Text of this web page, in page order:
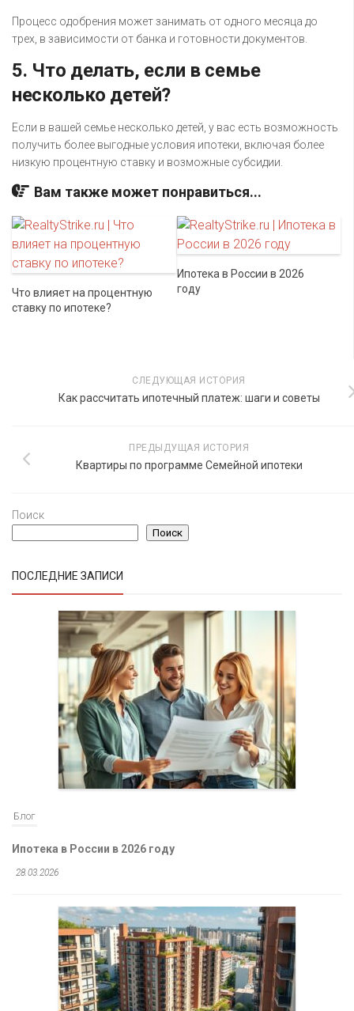
Процесс одобрения может занимать от одного месяца до
трех, в зависимости от банка и готовности документов.
5. Что делать, если в семье
несколько детей?
Если в вашей семье несколько детей, у вас есть возможность
получить более выгодные условия ипотеки, включая более
низкую процентную ставку и возможные субсидии.
Вам также может понравиться...
Что влияет на процентную
ставку по ипотеке?
Ипотека в России в 2026
году
СЛЕДУЮЩАЯ ИСТОРИЯ
Как рассчитать ипотечный платеж: шаги и советы
ПРЕДЫДУЩАЯ ИСТОРИЯ
Квартиры по программе Семейной ипотеки
Поиск
Поиск
ПОСЛЕДНИЕ ЗАПИСИ
Блог
Ипотека в России в 2026 году
28.03.2026